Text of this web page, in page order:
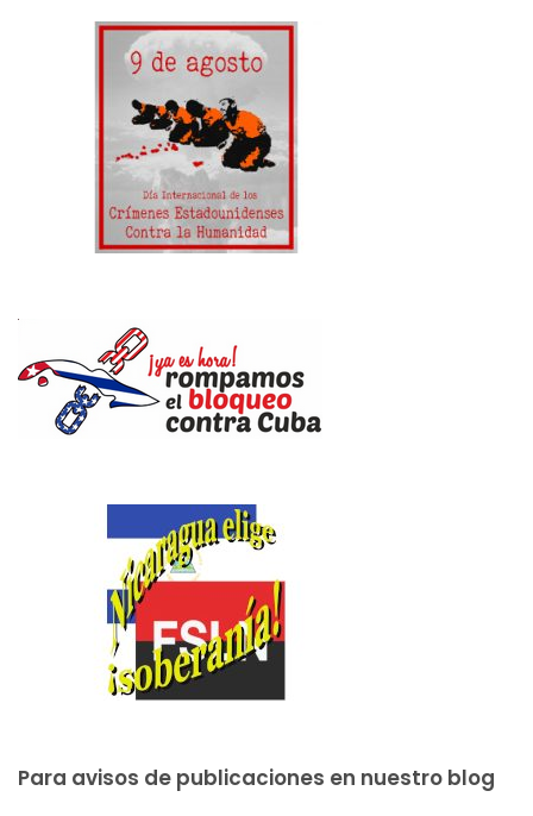
Para avisos de publicaciones en nuestro blog